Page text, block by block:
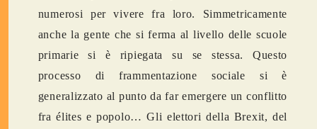
numerosi per vivere fra loro. Simmetricamente
anche la gente che si ferma al livello delle scuole
primarie si è ripiegata su se stessa. Questo
processo di frammentazione sociale si è
generalizzato al punto da far emergere un conflitto
fra élites e popolo… Gli elettori della Brexit, del